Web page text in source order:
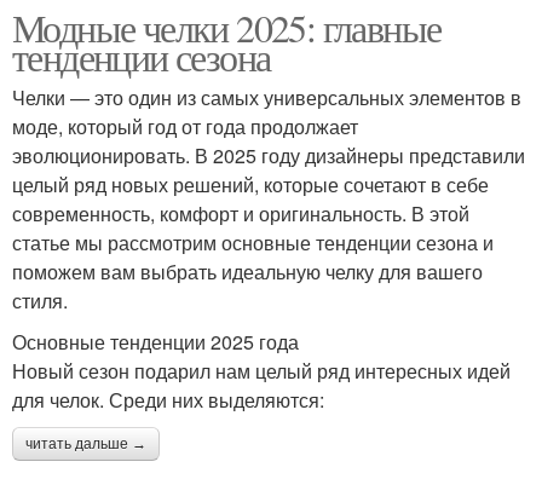
Модные челки 2025: главные
тенденции сезона
Челки — это один из самых универсальных элементов в
моде, который год от года продолжает
эволюционировать. В 2025 году дизайнеры представили
целый ряд новых решений, которые сочетают в себе
современность, комфорт и оригинальность. В этой
статье мы рассмотрим основные тенденции сезона и
поможем вам выбрать идеальную челку для вашего
стиля.
Основные тенденции 2025 года
Новый сезон подарил нам целый ряд интересных идей
для челок. Среди них выделяются:
читать дальше →